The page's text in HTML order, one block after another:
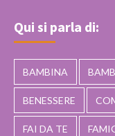
Qui si parla di:
BAMBINA
BENESSERE
FAI DA TE